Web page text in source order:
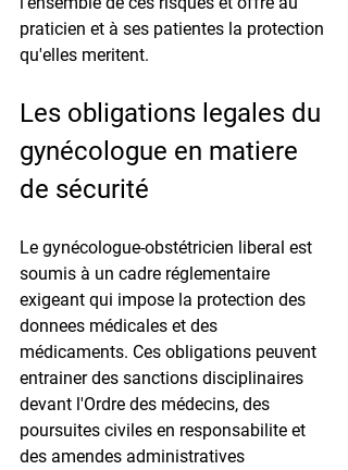
praticien et à ses patientes la protection
qu'elles meritent.
Les obligations legales du
gynécologue en matiere
de sécurité
Le gynécologue-obstétricien liberal est
soumis à un cadre réglementaire
exigeant qui impose la protection des
donnees médicales et des
médicaments. Ces obligations peuvent
entrainer des sanctions disciplinaires
devant l'Ordre des médecins, des
poursuites civiles en responsabilite et
des amendes administratives